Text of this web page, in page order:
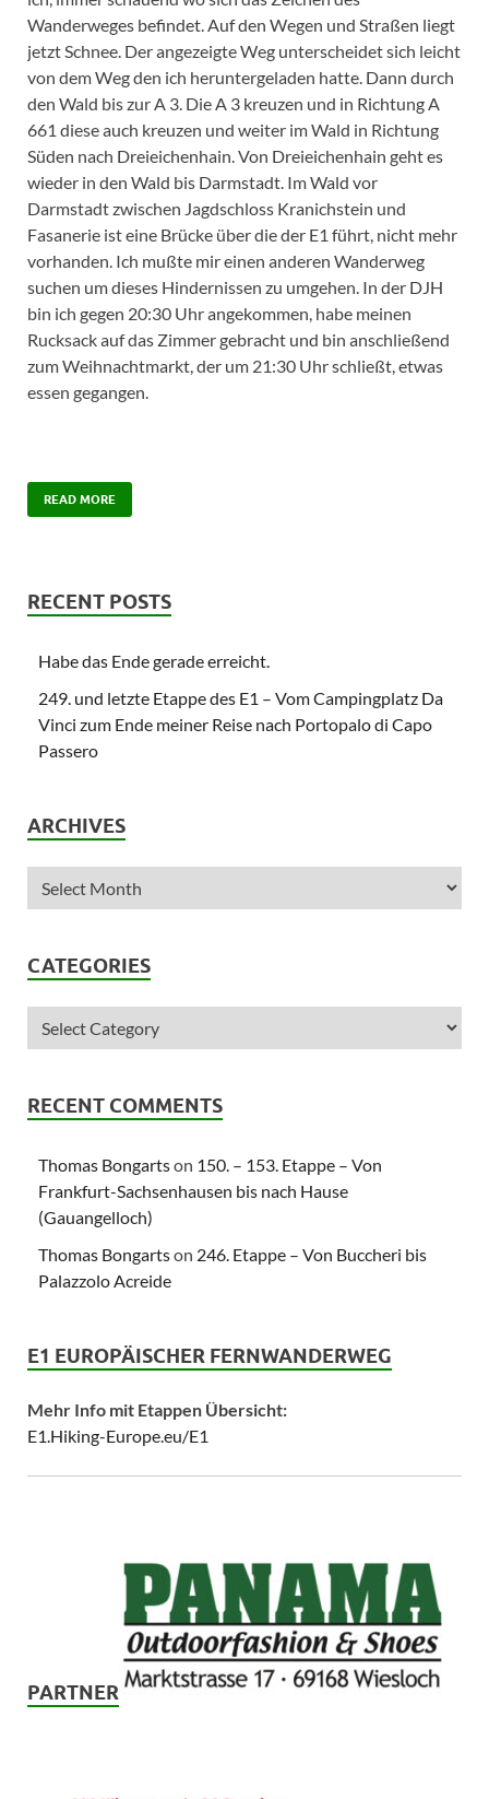
Wanderweges befindet. Auf den Wegen und Straßen liegt
jetzt Schnee. Der angezeigte Weg unterscheidet sich leicht
von dem Weg den ich heruntergeladen hatte. Dann durch
den Wald bis zur A 3. Die A 3 kreuzen und in Richtung A
661 diese auch kreuzen und weiter im Wald in Richtung
Süden nach Dreieichenhain. Von Dreieichenhain geht es
wieder in den Wald bis Darmstadt. Im Wald vor
Darmstadt zwischen Jagdschloss Kranichstein und
Fasanerie ist eine Brücke über die der E1 führt, nicht mehr
vorhanden. Ich mußte mir einen anderen Wanderweg
suchen um dieses Hindernissen zu umgehen. In der DJH
bin ich gegen 20:30 Uhr angekommen, habe meinen
Rucksack auf das Zimmer gebracht und bin anschließend
zum Weihnachtmarkt, der um 21:30 Uhr schließt, etwas
essen gegangen.
READ MORE
RECENT POSTS
Habe das Ende gerade erreicht.
249. und letzte Etappe des E1 – Vom Campingplatz Da
Vinci zum Ende meiner Reise nach Portopalo di Capo
Passero
ARCHIVES
CATEGORIES
RECENT COMMENTS
Thomas Bongartson 150. – 153. Etappe – Von
Frankfurt-Sachsenhausen bis nach Hause
(Gauangelloch)
Thomas Bongartson 246. Etappe – Von Buccheri bis
Palazzolo Acreide
E1 EUROPÄISCHER FERNWANDERWEG
Mehr Info mit Etappen Übersicht:
E1.Hiking-Europe.eu/E1
PARTNER